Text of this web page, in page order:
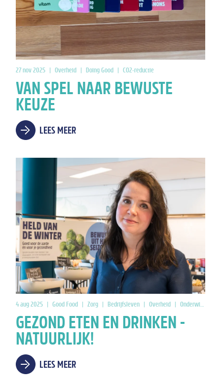
27 nov 2025 | Overheid | Doing Good | CO2-reductie
VAN SPEL NAAR BEWUSTE
KEUZE
LEES MEER
4 aug 2025 | Good Food | Zorg | Bedrijfsleven | Overheid | Onderwijs
GEZOND ETEN EN DRINKEN -
NATUURLIJK!
LEES MEER